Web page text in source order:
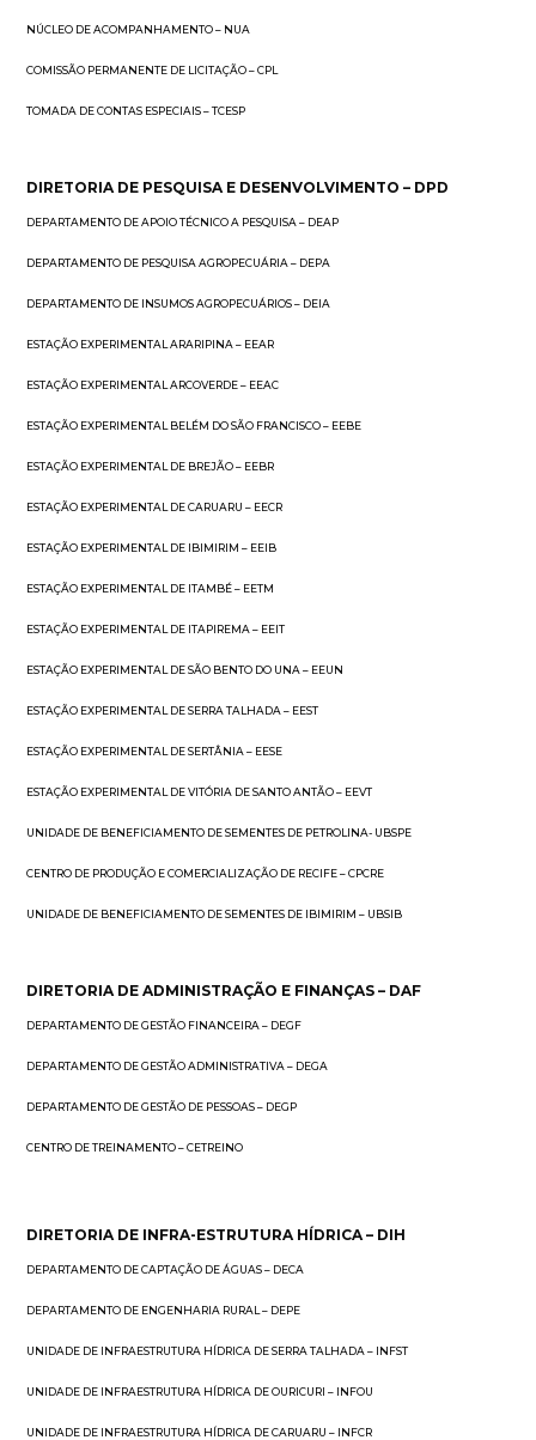
NÚCLEO DE ACOMPANHAMENTO – NUA
COMISSÃO PERMANENTE DE LICITAÇÃO – CPL
TOMADA DE CONTAS ESPECIAIS – TCESP
DIRETORIA DE PESQUISA E DESENVOLVIMENTO – DPD
DEPARTAMENTO DE APOIO TÉCNICO A PESQUISA – DEAP
DEPARTAMENTO DE PESQUISA AGROPECUÁRIA – DEPA
DEPARTAMENTO DE INSUMOS AGROPECUÁRIOS – DEIA
ESTAÇÃO EXPERIMENTAL ARARIPINA – EEAR
ESTAÇÃO EXPERIMENTAL ARCOVERDE – EEAC
ESTAÇÃO EXPERIMENTAL BELÉM DO SÃO FRANCISCO – EEBE
ESTAÇÃO EXPERIMENTAL DE BREJÃO – EEBR
ESTAÇÃO EXPERIMENTAL DE CARUARU – EECR
ESTAÇÃO EXPERIMENTAL DE IBIMIRIM – EEIB
ESTAÇÃO EXPERIMENTAL DE ITAMBÉ – EETM
ESTAÇÃO EXPERIMENTAL DE ITAPIREMA – EEIT
ESTAÇÃO EXPERIMENTAL DE SÃO BENTO DO UNA – EEUN
ESTAÇÃO EXPERIMENTAL DE SERRA TALHADA – EEST
ESTAÇÃO EXPERIMENTAL DE SERTÂNIA – EESE
ESTAÇÃO EXPERIMENTAL DE VITÓRIA DE SANTO ANTÃO – EEVT
UNIDADE DE BENEFICIAMENTO DE SEMENTES DE PETROLINA- UBSPE
CENTRO DE PRODUÇÃO E COMERCIALIZAÇÃO DE RECIFE – CPCRE
UNIDADE DE BENEFICIAMENTO DE SEMENTES DE IBIMIRIM – UBSIB
DIRETORIA DE ADMINISTRAÇÃO E FINANÇAS – DAF
DEPARTAMENTO DE GESTÃO FINANCEIRA – DEGF
DEPARTAMENTO DE GESTÃO ADMINISTRATIVA – DEGA
DEPARTAMENTO DE GESTÃO DE PESSOAS – DEGP
CENTRO DE TREINAMENTO – CETREINO
DIRETORIA DE INFRA-ESTRUTURA HÍDRICA – DIH
DEPARTAMENTO DE CAPTAÇÃO DE ÁGUAS – DECA
DEPARTAMENTO DE ENGENHARIA RURAL – DEPE
UNIDADE DE INFRAESTRUTURA HÍDRICA DE SERRA TALHADA – INFST
UNIDADE DE INFRAESTRUTURA HÍDRICA DE OURICURI – INFOU
UNIDADE DE INFRAESTRUTURA HÍDRICA DE CARUARU – INFCR